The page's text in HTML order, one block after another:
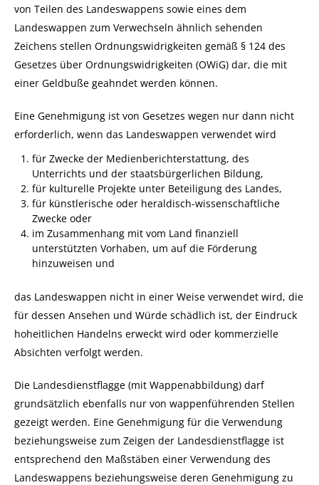
von Teilen des Landeswappens sowie eines dem
Landeswappen zum Verwechseln ähnlich sehenden
Zeichens stellen Ordnungswidrigkeiten gemäß § 124 des
Gesetzes über Ordnungswidrigkeiten (OWiG) dar, die mit
einer Geldbuße geahndet werden können.
Eine Genehmigung ist von Gesetzes wegen nur dann nicht
erforderlich, wenn das Landeswappen verwendet wird
für Zwecke der Medienberichterstattung, des
Unterrichts und der staatsbürgerlichen Bildung,
für kulturelle Projekte unter Beteiligung des Landes,
für künstlerische oder heraldisch-wissenschaftliche
Zwecke oder
im Zusammenhang mit vom Land finanziell
unterstützten Vorhaben, um auf die Förderung
hinzuweisen und
das Landeswappen nicht in einer Weise verwendet wird, die
für dessen Ansehen und Würde schädlich ist, der Eindruck
hoheitlichen Handelns erweckt wird oder kommerzielle
Absichten verfolgt werden.
Die Landesdienstflagge (mit Wappenabbildung) darf
grundsätzlich ebenfalls nur von wappenführenden Stellen
gezeigt werden. Eine Genehmigung für die Verwendung
beziehungsweise zum Zeigen der Landesdienstflagge ist
entsprechend den Maßstäben einer Verwendung des
Landeswappens beziehungsweise deren Genehmigung zu